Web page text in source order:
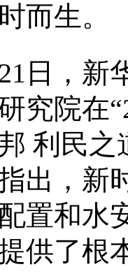
而生。
，新华
究院在
邦 利民
出，新
置和水
供了根